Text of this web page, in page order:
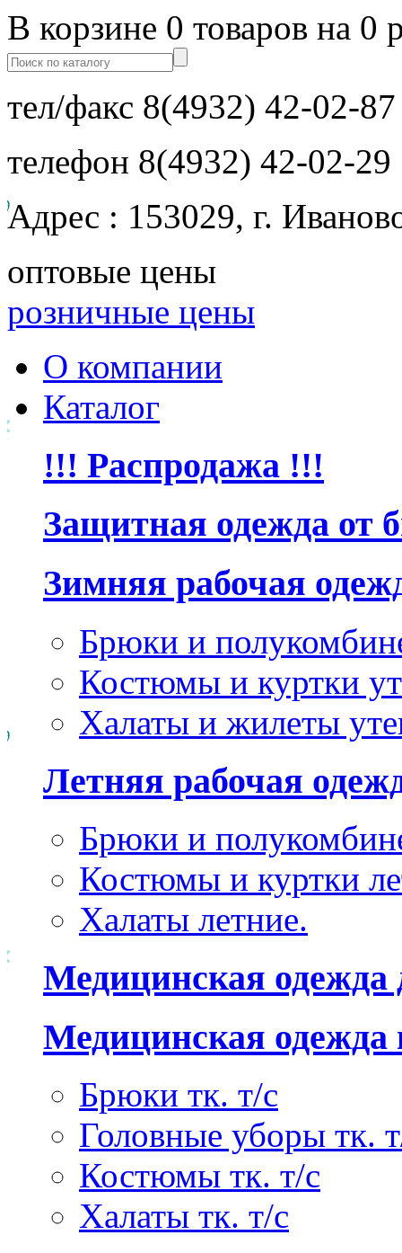
В корзине 0 товаров на 0
тел/факс 8(4932) 42-02-87
телефон 8(4932) 42-02-29
Адрес : 153029, г.
оптовые цены
розничные цены
О компании
Каталог
!!! Распродажа !!!
Защитная одежда от
Зимняя рабочая
Брюки и
Костюмы и куртки
Халаты и жилеты
Летняя рабочая
Брюки и
Костюмы и куртки
Халаты летние.
Медицинская
Медицинская одежда
Брюки тк. т/с
Головные уборы тк.
Костюмы тк. т/с
Халаты тк. т/с